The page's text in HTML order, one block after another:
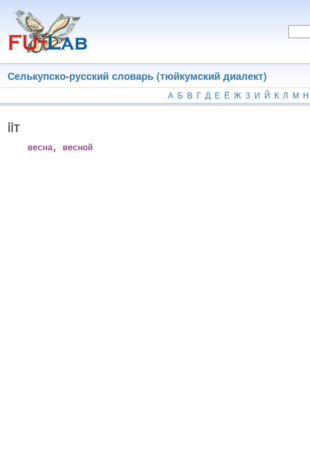
основному
содержанию
Селькупско-русский словарь (тюйкумский диалект)
А Б В Г Д Е Ё Ж З И Й К Л М Н
iiт
весна, весной